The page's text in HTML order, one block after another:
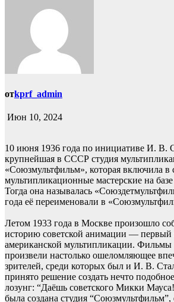
отkprf_admin
Июн 10, 2024
10 июня 1936 года по инициативе И. В.
крупнейшая в СССР студия
«Союзмультфильм», которая включила в
мультипликационные мастерские на
Тогда она называлась
года её переименовали в
Летом 1933 года в Москве произошло
историю советской анимации — первый
американской мультипликации. Фильмы
произвели настолько ошеломляющее
зрителей, среди которых был и И. В.
принято решение создать нечто
лозунг: “Даёшь советского Микки
была создана студия “Союзмультфильм”,